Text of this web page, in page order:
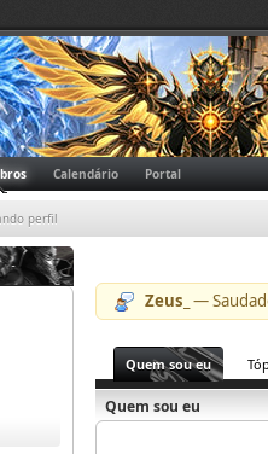
Calendário Portal
perfil
Zeus_ —
Quem sou eu
Quem sou eu